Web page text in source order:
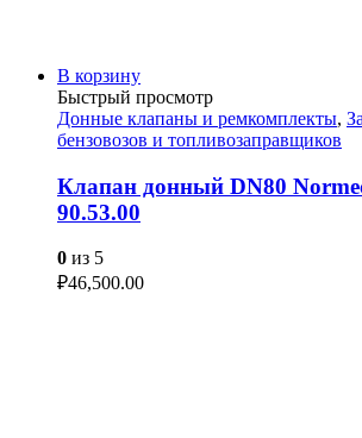
В корзину
Быстрый просмотр
Донные клапаны и ремкомплекты,
бензовозов и топливозаправщиков
Клапан донный DN80
90.53.00
0 из 5
₽46,500.00